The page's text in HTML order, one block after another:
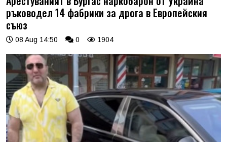
ръководел 14 фабрики за дрога в Европейския
съюз
08 Aug 14:50 0 1904